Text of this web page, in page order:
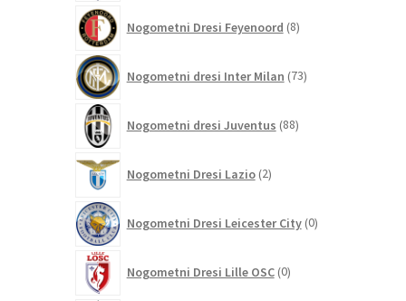
Nogometni Dresi Feyenoord 8izdelkov
Nogometni dresi Inter Milan 73izdelkov
Nogometni dresi Juventus 88izdelkov
Nogometni Dresi Lazio 2izdelka
Nogometni Dresi Leicester City 0izdelkov
Nogometni Dresi Lille OSC 0izdelkov